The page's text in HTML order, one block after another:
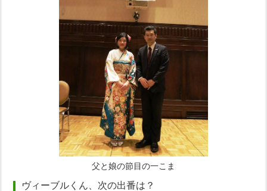
父と娘の節目の一こま
ヴィーブルくん、次の出番は？